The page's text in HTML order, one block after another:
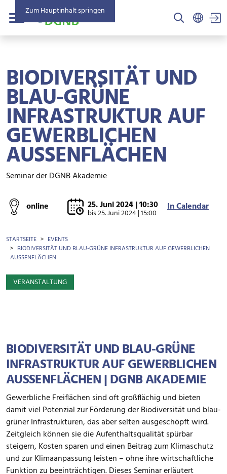
Zum Hauptinhalt springen
Menü
BIODIVERSITÄT UND
BLAU-GRÜNE
INFRASTRUKTUR AUF
GEWERBLICHEN
AUSSENFLÄCHEN
Seminar der DGNB Akademie
online 25. Juni 2024 | 10:30
bis25. Juni 2024 | 15:00 In Calendar
BROTKRÜMEL
STARTSEITE
EVENTS
BIODIVERSITÄT UND BLAU-GRÜNE INFRASTRUKTUR AUF GEWERBLICHEN
AUSSENFLÄCHEN
VERANSTALTUNG
BIODIVERSITÄT UND BLAU-GRÜNE
INFRASTRUKTUR AUF GEWERBLICHEN
AUSSENFLÄCHEN | DGNB AKADEMIE
Gewerbliche Freiflächen sind oft großflächig und bieten
damit viel Potenzial zur Förderung der Biodiversität und blau-
grüner Infrastrukturen, das aber selten ausgeschöpft wird.
Zeitgleich können sie die Aufenthaltsqualität spürbar
steigern, Kosten sparen und einen Beitrag zum Klimaschutz
und zur Klimaanpassung leisten – ohne ihre wirtschaftliche
Funktion zu beeinträchtigen. Dieses Seminar erläutert